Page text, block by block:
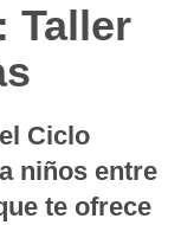
Taller
Ciclo
niños entre
te ofrece